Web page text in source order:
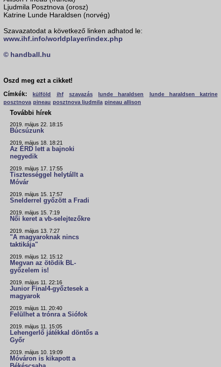
Ljudmila Posztnova (orosz)
Katrine Lunde Haraldsen (norvég)
Szavazatodat a következő linken adhatod le:
www.ihf.info/worldplayer/index.php
© handball.hu
Oszd meg ezt a cikket!
Címkék:
külföld ihf szavazás lunde haraldsen
lunde haraldsen katrine
posztnova pineau posztnova ljudmila pineau allison
További hírek
2019. május 22. 18:15
Búcsúzunk
2019. május 18. 18:21
Az ÉRD lett a bajnoki
negyedik
2019. május 17. 17:55
Tisztességgel helytállt a
Móvár
2019. május 15. 17:57
Snelderrel győzött a Fradi
2019. május 15. 7:19
Női keret a vb-selejtezőkre
2019. május 13. 7:27
"A magyaroknak nincs
taktikája"
2019. május 12. 15:12
Megvan az ötödik BL-
győzelem is!
2019. május 11. 22:16
Junior Final4-győztesek a
magyarok
2019. május 11. 20:40
Felülhet a trónra a Siófok
2019. május 11. 15:05
Lehengerlő játékkal döntős a
Győr
2019. május 10. 19:09
Móváron is kikapott a